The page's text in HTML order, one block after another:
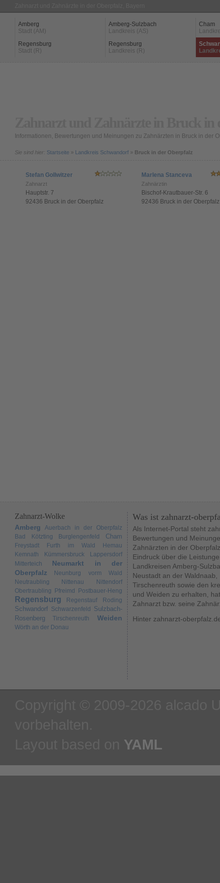
Amberg
Stadt (AM)
Amberg-Sulzbach
Landkreis (AS)
Cham
Regensburg
Stadt (R)
Regensburg
Landkreis (R)
Informationen, Bewertungen und Meinungen zu Zahnärzten in Bruck in der
Sie sind hier: Startseite » Landkreis Schwandorf » Bruck in der Oberpfalz
Stefan Gollwitzer
Zahnarzt
Hauptstr. 7
92436 Bruck in der Oberpfalz
Marlena Stanceva
Zahnärztin
Bischof-Krautbauer-Str. 6
92436 Bruck in der Oberpfalz
Zahnarzt-Wolke
Amberg
Auerbach in der Oberpfalz
Bad Kötzting
Burglengenfeld Cham
Freystadt Furth im Wald
Hemau
Kemnath
Kümmersbruck
Lappersdorf
Mitterteich
Neumarkt in der
Oberpfalz
Neunburg vorm Wald
Neutraubling
Nittenau
Nittendorf
Obertraubling
Pfreimd Postbauer-Heng
Regensburg Regenstauf Roding
Schwandorf Schwarzenfeld
Sulzbach-
Rosenberg
Tirschenreuth Weiden
Wörth an der Donau
Was ist zahnarzt-
Als Internet-Portal steht
Bewertungen und
Zahnärzten in der
Eindruck über die
Landkreisen Amberg-
Neustadt an der
Tirschenreuth sowie den
und Weiden zu erhalten,
Zahnarzt bzw. seine
Hinter zahnarzt-
YAML